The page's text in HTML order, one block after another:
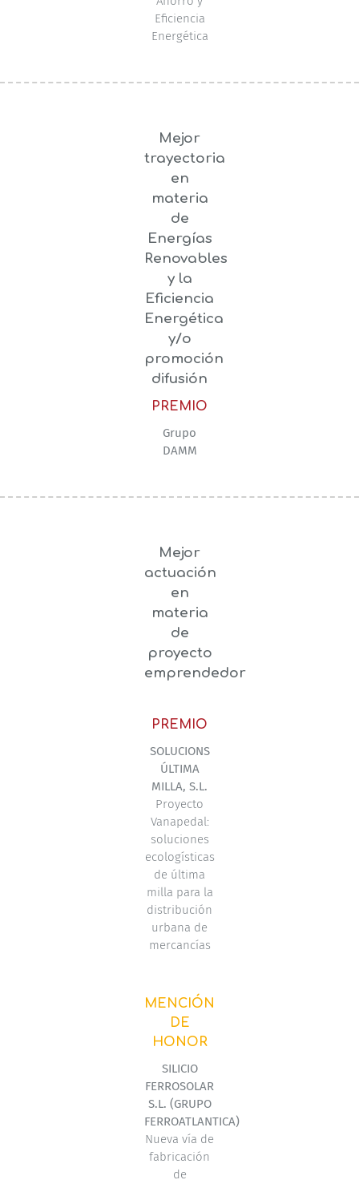
Eficiencia
Energética
Mejor
trayectoria
en
materia
de
Energías
Renovables
y la
Eficiencia
Energética
y/o
promoción
difusión
PREMIO
Grupo
DAMM
Mejor
actuación
en
materia
de
proyecto
emprendedor
PREMIO
SOLUCIONS
ÚLTIMA
MILLA, S.L.
Proyecto
Vanapedal:
soluciones
ecologísticas
de última
milla para la
distribución
urbana de
mercancías
MENCIÓN
DE
HONOR
SILICIO
FERROSOLAR
S.L. (GRUPO
FERROATLANTICA)
Nueva vía de
fabricación
de